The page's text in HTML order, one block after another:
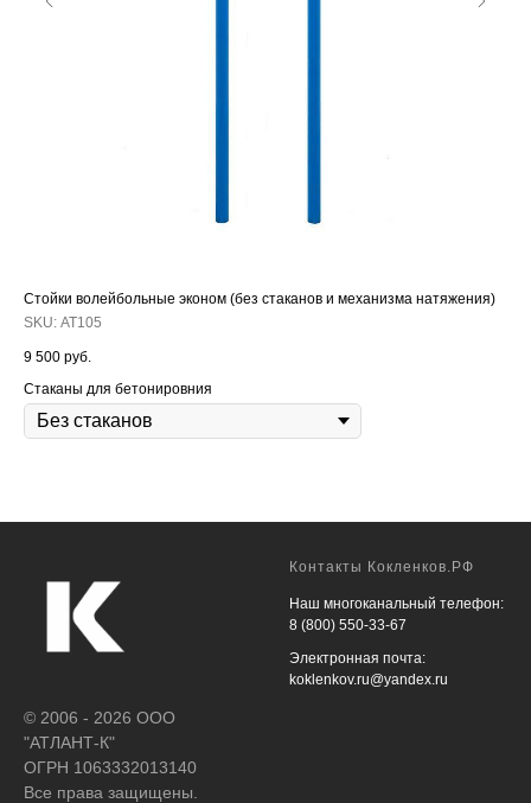
Стойки волейбольные эконом (без стаканов и механизма натяжения)
SKU: АТ105
9 500 руб.
Стаканы для бетонировния
© 2006 - 2026 ООО
"АТЛАНТ-К"
ОГРН 1063332013140
Все права защищены.
Контакты Кокленков.РФ
Наш многоканальный телефон:
8 (800) 550-33-67
Электронная почта:
koklenkov.ru@yandex.ru